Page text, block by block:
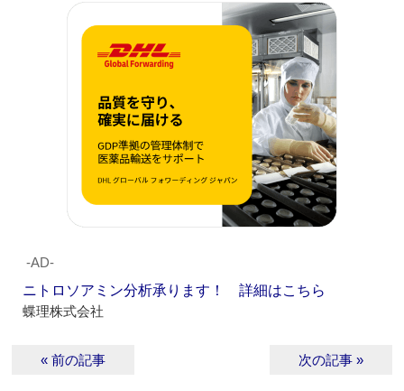
‐AD‐
ニトロソアミン分析承ります！ 詳細はこちら
蝶理株式会社
« 前の記事 次の記事 »